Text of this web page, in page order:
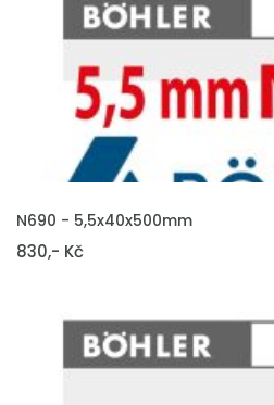
VLOŽIT DO KOŠÍKU
N690 - 5,5x40x500mm
830,- Kč